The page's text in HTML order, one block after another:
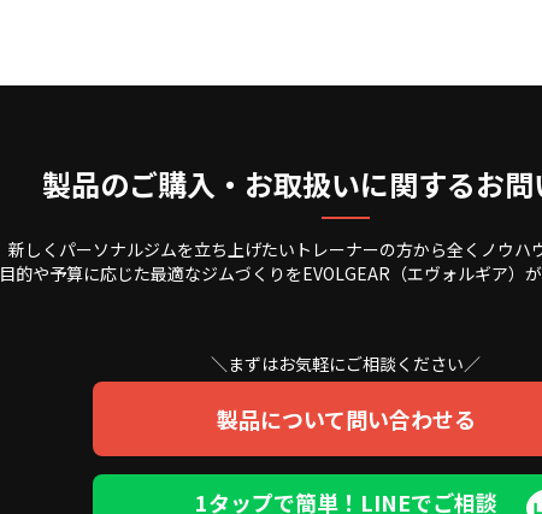
製品のご購入・お取扱いに関するお
新しくパーソナルジムを立ち上げたいトレーナーの方から全くノウハ
目的や予算に応じた最適なジムづくりをEVOLGEAR（エヴォルギア）
＼まずはお気軽にご相談ください／
製品について問い合わせる
1タップで簡単！LINEでご相談